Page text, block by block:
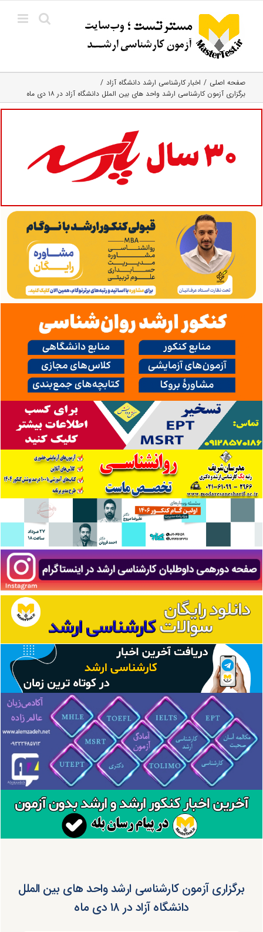
content
صفحه اصلی
اخبار کارشناسی ارشد دانشگاه آزاد
برگزاری آزمون کارشناسی ارشد واحد های بین الملل دانشگاه آزاد در ۱۸ دی ماه
برگزاری آزمون کارشناسی ارشد واحد های بین الملل
دانشگاه آزاد در ۱۸ دی ماه